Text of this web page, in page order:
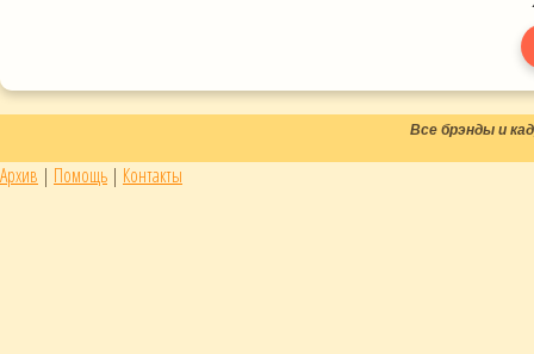
Все брэнды и
Архив | Помощь | Контакты